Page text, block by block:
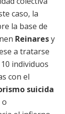
caso, la
la base de
Reinaresy
a tratarse
individuos
con el
suicida
o